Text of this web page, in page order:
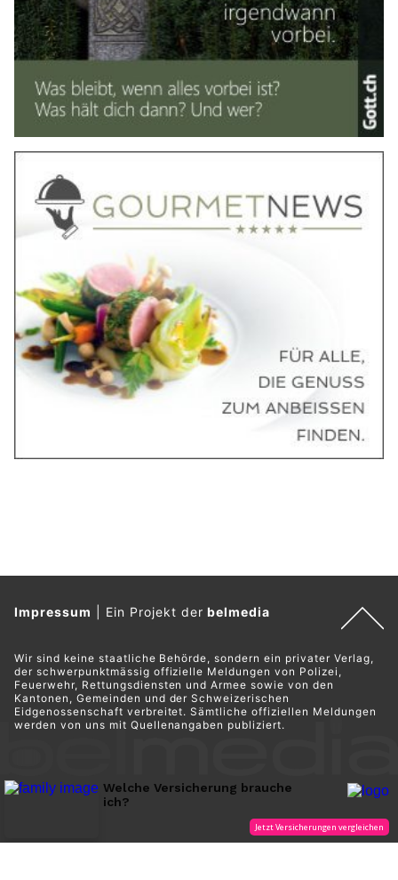
Impressum Ein Projekt derbelmedia
Wir sind keine staatliche Behörde, sondern ein privater Verlag,
der schwerpunktmässig offizielle Meldungen von Polizei,
Feuerwehr, Rettungsdiensten und Armee sowie von den
Kantonen, Gemeinden und der Schweizerischen
Eidgenossenschaft verbreitet. Sämtliche offiziellen Meldungen
werden von uns mit Quellenangaben publiziert.